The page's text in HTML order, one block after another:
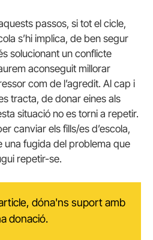
passos, si tot el cicle,
s’hi implica, de ben segur
solucionant un conflicte
aconseguit millorar
com de l’agredit. Al cap i
tracta, de donar eines als
situació no es torni a repetir.
canviar els fills/es d’escola,
una fugida del problema que
repetir-se.
dóna'ns suport amb
donació.